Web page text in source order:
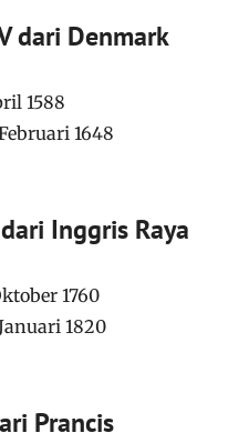
dari Denmark
1588
1648
Inggris Raya
1760
1820
Prancis